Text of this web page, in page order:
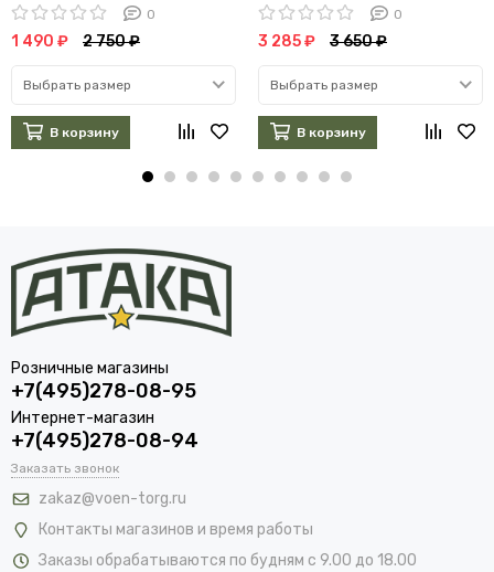
0
1 490 ₽ 2 750 ₽
Выбрать размер
В корзину
0
3 285 ₽ 3 650 ₽
Выбрать размер
В корзину
Розничные магазины
+7(495)278-08-95
Интернет-магазин
+7(495)278-08-94
Заказать звонок
zakaz@voen-torg.ru
Контакты магазинов и время работы
Заказы обрабатываются по будням с 9.00 до 18.00